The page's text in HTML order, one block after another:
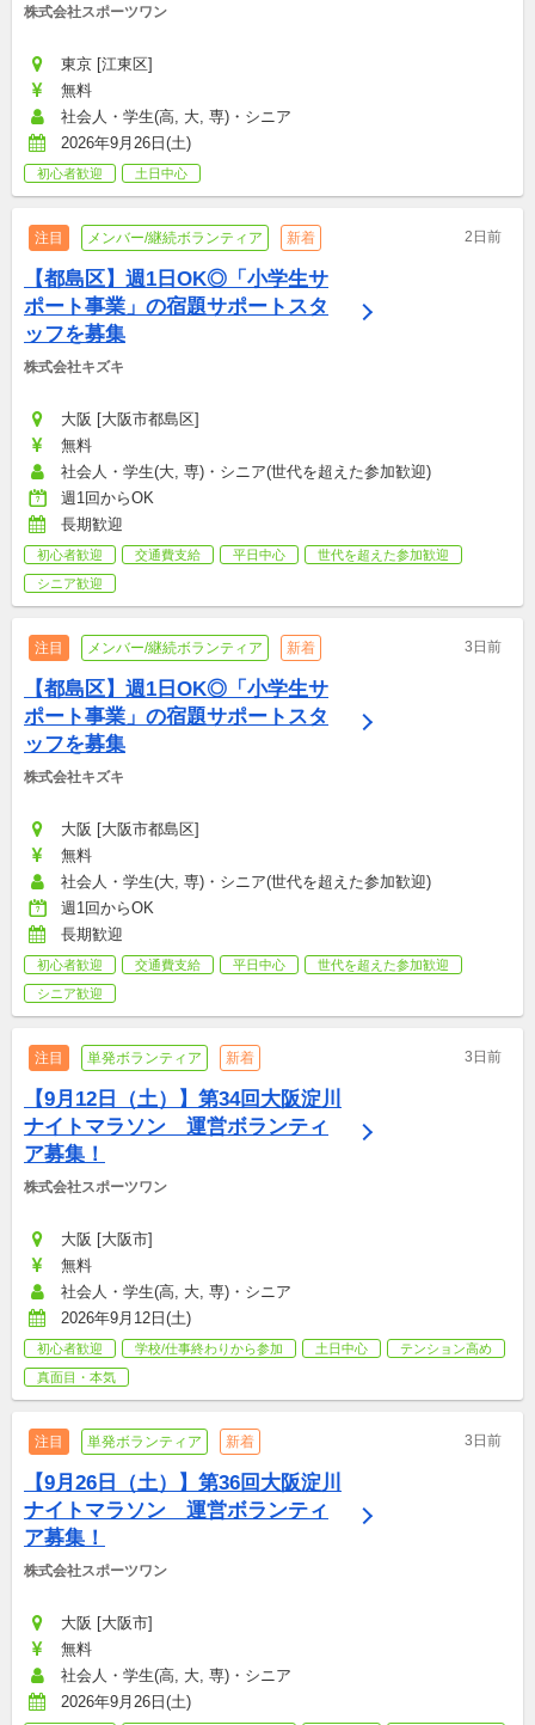
株式会社スポーツワン
東京 [江東区]
無料
社会人・学生(高, 大, 専)・シニア
2026年9月26日(土)
初心者歓迎 土日中心
注目 メンバー/継続ボランティア 新着 2日前
【都島区】週1日OK◎「小学生サ
ポート事業」の宿題サポートスタ
ッフを募集
株式会社キズキ
大阪 [大阪市都島区]
無料
社会人・学生(大, 専)・シニア(世代を超えた参加歓迎)
週1回からOK
長期歓迎
初心者歓迎 交通費支給 平日中心
世代を超えた参加歓迎
シニア歓迎
注目 メンバー/継続ボランティア 新着 3日前
【都島区】週1日OK◎「小学生サ
ポート事業」の宿題サポートスタ
ッフを募集
株式会社キズキ
大阪 [大阪市都島区]
無料
社会人・学生(大, 専)・シニア(世代を超えた参加歓迎)
週1回からOK
長期歓迎
初心者歓迎 交通費支給 平日中心
世代を超えた参加歓迎
シニア歓迎
注目 単発ボランティア 新着 3日前
【9月12日（土）】第34回大阪淀川
ナイトマラソン　運営ボランティ
ア募集！
株式会社スポーツワン
大阪 [大阪市]
無料
社会人・学生(高, 大, 専)・シニア
2026年9月12日(土)
初心者歓迎 学校/仕事終わりから参加 土日中心
テンション高め
真面目・本気
注目 単発ボランティア 新着 3日前
【9月26日（土）】第36回大阪淀川
ナイトマラソン　運営ボランティ
ア募集！
株式会社スポーツワン
大阪 [大阪市]
無料
社会人・学生(高, 大, 専)・シニア
2026年9月26日(土)